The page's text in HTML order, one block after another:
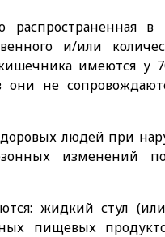
распространенная в
и/или
имеются у
они не
людей при
изменений
жидкий стул
пищевых